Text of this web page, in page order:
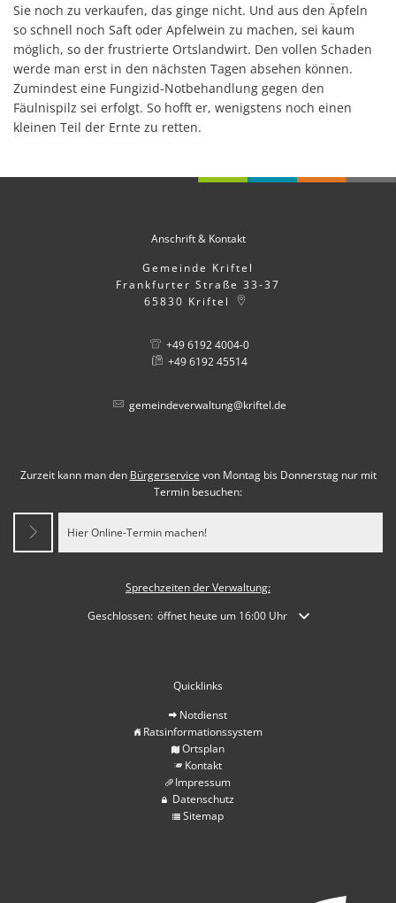
Sie noch zu verkaufen, das ginge nicht. Und aus den Äpfeln
so schnell noch Saft oder Apfelwein zu machen, sei kaum
möglich, so der frustrierte Ortslandwirt. Den vollen Schaden
werde man erst in den nächsten Tagen absehen können.
Zumindest eine Fungizid-Notbehandlung gegen den
Fäulnispilz sei erfolgt. So hofft er, wenigstens noch einen
kleinen Teil der Ernte zu retten.
Anschrift & Kontakt
Gemeinde Kriftel
Frankfurter Straße 33-37
65830 Kriftel
+49 6192 4004-0
+49 6192 45514
gemeindeverwaltung@kriftel.de
Zurzeit kann man den Bürgerservice von Montag bis Donnerstag nur mit
Termin besuchen:
Hier Online-Termin machen!
Sprechzeiten der Verwaltung:
Klicken, um weitere Öffnungs- oder Schließzeiten
Geschlossen: öffnet heute um 16:00 Uhr
Quicklinks
Notdienst
Ratsinformationssystem
Ortsplan
Kontakt
Impressum
Datenschutz
Sitemap